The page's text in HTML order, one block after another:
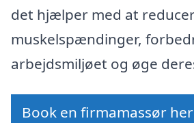
det hjælper med at
muskelspændinger,
arbejdsmiljøet og øge
Book en firmamassør her